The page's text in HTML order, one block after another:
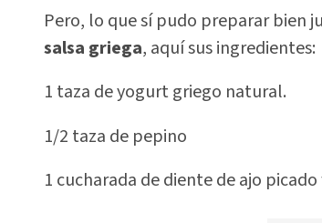
Pero, lo que sí pudo preparar bien
salsa griega, aquí sus ingredientes:
1 taza de yogurt griego natural.
1/2 taza de pepino
1 cucharada de diente de ajo picado